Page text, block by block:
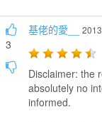
3
基佬的愛__
Disclaimer: the
absolutely no
informed.